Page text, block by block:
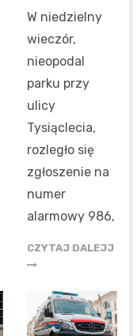
W niedzielny
wieczór,
nieopodal
parku przy
ulicy
Tysiąclecia,
rozległo się
zgłoszenie na
numer
alarmowy 986,
CZYTAJ DALEJJ